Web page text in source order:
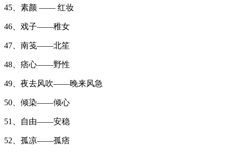
45、素颜 —— 红妆
46、戏子——稚女
47、南笺——北笙
48、痞心——野性
49、夜去风吹——晚来风急
50、倾染——倾心
51、自由——安稳
52、孤凉——孤痞